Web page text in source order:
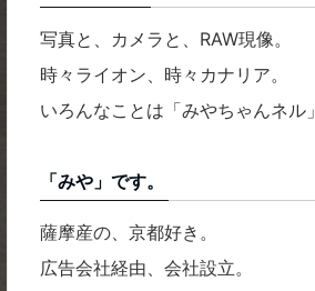
写真と、カメラと、RAW現像。
時々ライオン、時々カナリア。
いろんなことは「みやちゃんネル」
「みや」です。
薩摩産の、京都好き。
広告会社経由、会社設立。